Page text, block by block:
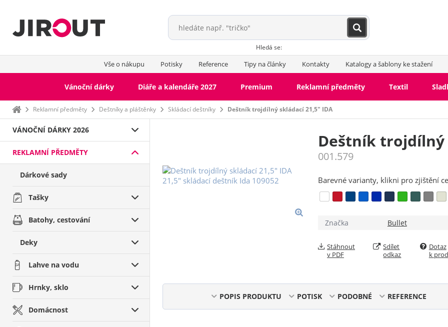
Hledá se:
Vše o nákupu Potisky Reference Tipy na články Kontakty Katalogy a šablony ke stažení
Vánoční dárky Diáře a kalendáře 2027 Premium Reklamní předměty Textil
Domů Reklamní předměty Deštníky a pláštěnky Skládací deštníky Deštník trojdílný skládací 21,5" IDA
VÁNOČNÍ DÁRKY 2026
REKLAMNÍ PŘEDMĚTY
Dárkové sady
Tašky
Batohy, cestování
Deky
Lahve na vodu
Hrnky, sklo
Domácnost
Deštník trojdílný
001.579
Barevné varianty, klikni pro zjištění
Značka Bullet
Stáhnout
v PDF
Sdílet
odkaz
Dotaz
k
POPIS PRODUKTU POTISK PODOBNÉ REFERENCE